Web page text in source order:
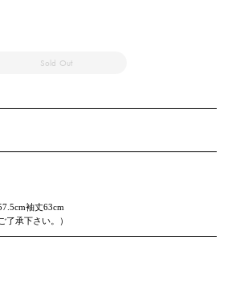
Sold Out
袖丈63cm
了承下さい。）